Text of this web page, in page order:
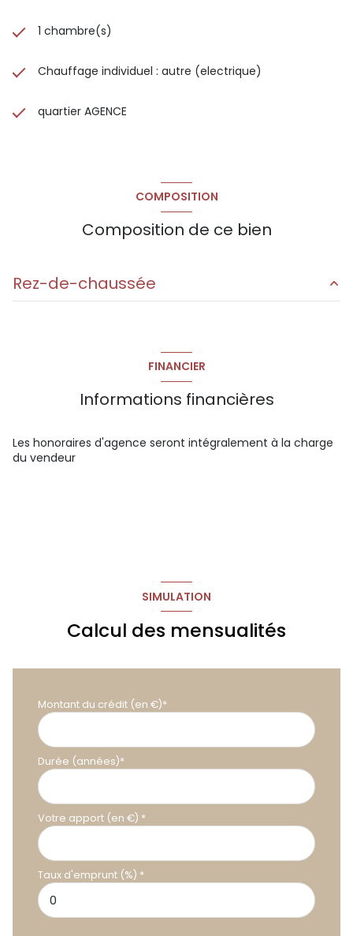
1 chambre(s)
Chauffage individuel : autre (electrique)
quartier AGENCE
COMPOSITION
Composition de ce bien
Rez-de-chaussée
wc
0.7 m²
mezzanine
FINANCIER
Informations financières
Les honoraires d'agence seront intégralement à la charge
du vendeur
SIMULATION
Calcul des mensualités
Montant du crédit (en €)*
Durée (années)*
Votre apport (en €) *
Taux d'emprunt (%) *